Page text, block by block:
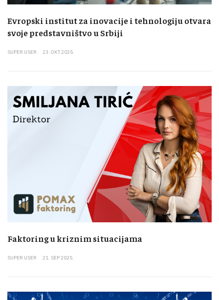
Evropski institut za inovacije i tehnologiju otvara
svoje predstavništvo u Srbiji
SUPER USER 23. OKT 2025.
Faktoring u kriznim situacijama
SUPER USER 21. SEP 2025.